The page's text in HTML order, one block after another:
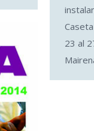
23 al